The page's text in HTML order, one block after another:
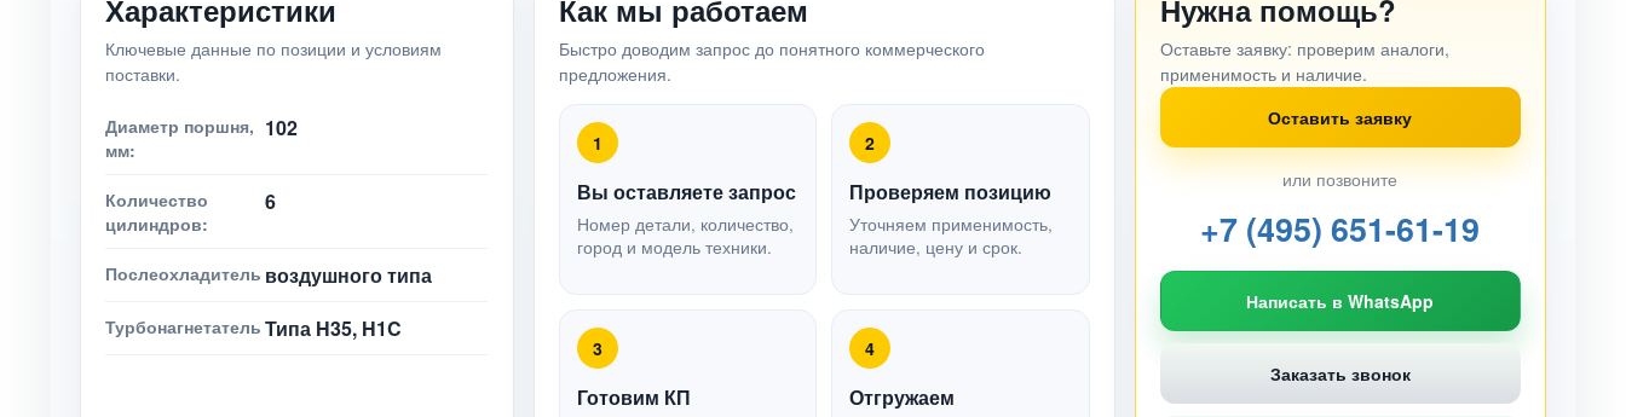
Характеристики
Ключевые данные по позиции и условиям
поставки.
Диаметр поршня,
мм:
102
Количество
цилиндров:
6
Послеохладитель воздушного типа
Турбонагнетатель Типа H35, H1C
Как мы работаем
Быстро доводим запрос до понятного коммерческого
предложения.
1
Вы оставляете запрос
Номер детали, количество,
город и модель техники.
2
Проверяем позицию
Уточняем применимость,
наличие, цену и срок.
3
Готовим КП
4
Отгружаем
Нужна помощь?
Оставьте заявку: проверим аналоги,
применимость и наличие.
Оставить заявку
или позвоните
+7 (495) 651-61-19
Написать в WhatsApp
Заказать звонок